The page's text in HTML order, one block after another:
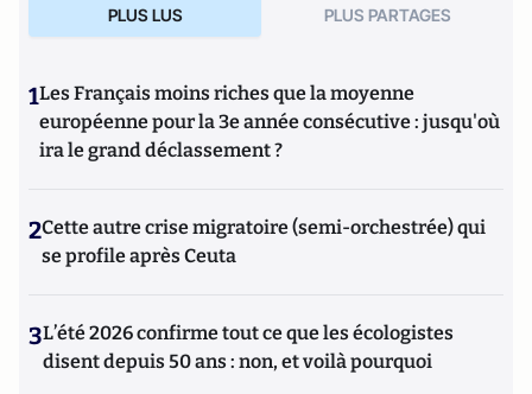
PLUS LUS PLUS PARTAGES
1Les Français moins riches que la moyenne
européenne pour la 3e année consécutive : jusqu'où
ira le grand déclassement ?
2Cette autre crise migratoire (semi-orchestrée) qui
se profile après Ceuta
3L’été 2026 confirme tout ce que les écologistes
disent depuis 50 ans : non, et voilà pourquoi